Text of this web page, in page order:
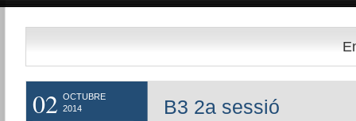
02 OCTUBRE
2014
B3 2a sessió